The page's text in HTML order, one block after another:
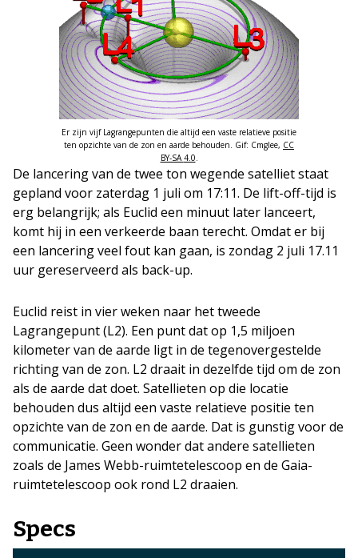
Er zijn vijf Lagrangepunten die altijd een vaste relatieve positie
ten opzichte van de zon en aarde behouden. Gif: Cmglee, CC
BY-SA4.0.
De lancering van de twee ton wegende satelliet staat
gepland voor zaterdag 1 juli om 17:11. De lift-off-tijd is
erg belangrijk; als Euclid een minuut later lanceert,
komt hij in een verkeerde baan terecht. Omdat er bij
een lancering veel fout kan gaan, is zondag 2 juli 17.11
uur gereserveerd als back-up.
Euclid reist in vier weken naar het tweede
Lagrangepunt (L2). Een punt dat op 1,5 miljoen
kilometer van de aarde ligt in de tegenovergestelde
richting van de zon. L2 draait in dezelfde tijd om de zon
als de aarde dat doet. Satellieten op die locatie
behouden dus altijd een vaste relatieve positie ten
opzichte van de zon en de aarde. Dat is gunstig voor de
communicatie. Geen wonder dat andere satellieten
zoals de James Webb-ruimtetelescoop en de Gaia-
ruimtetelescoop ook rond L2 draaien.
Specs